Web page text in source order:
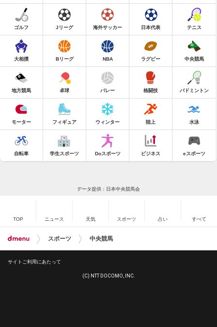
ゴルフ Jリーグ 海外サッカー 日本代表 テニス
大相撲 Bリーグ NBA ラグビー 中央競馬
地方競馬 卓球 バレー 格闘技 バドミントン
モーター フィギュア ウィンター 陸上 水泳
自転車 学生スポーツ Doスポーツ ビジネス eスポーツ
データ提供：日本中央競馬会
TOP ニュース 天気 スポーツ 占い すべて
スポーツ 中央競馬
サイトご利用にあたって
(C) NTT DOCOMO, INC.